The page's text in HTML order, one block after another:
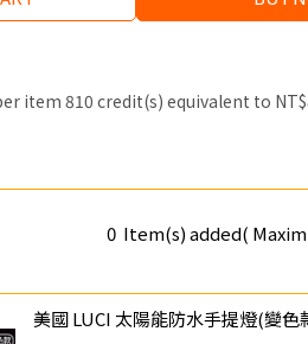
item 810 credit(s) equivalent to
0 Item(s) added(
美國 LUCI 太陽能防水手提燈(變色